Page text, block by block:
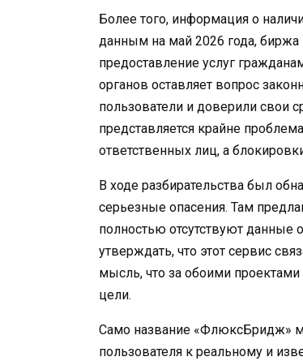
Более того, информация о
данным на май 2026 года, биржа
предоставление услуг
органов оставляет вопрос
пользователи и доверили свои
представляется крайне
ответственных лиц, а
В ходе разбирательства был
серьезные опасения. Там
полностью отсутствуют данные
утверждать, что этот сервис
мысль, что за обоими
цели.
Само название «ФлюксБридж»
пользователя к реальному и